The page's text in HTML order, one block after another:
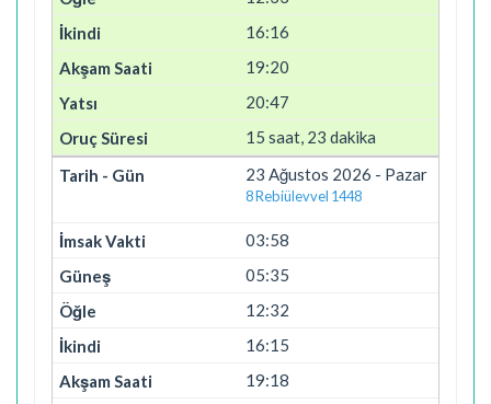
16:16
19:20
20:47
15 saat, 23 dakika
23 Ağustos 2026 - Pazar
8 Rebiülevvel 1448
03:58
05:35
12:32
16:15
19:18